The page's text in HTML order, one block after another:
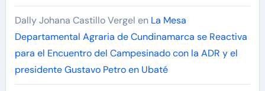
Dally Johana Castillo Vergel en La Mesa
Departamental Agraria de Cundinamarca se Reactiva
para el Encuentro del Campesinado con la ADR y el
presidente Gustavo Petro en Ubaté